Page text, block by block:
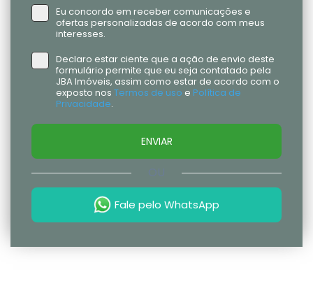
Eu concordo em receber comunicações e
ofertas personalizadas de acordo com meus
interesses.
Declaro estar ciente que a ação de envio deste
formulário permite que eu seja contatado pela
JBA Imóveis, assim como estar de acordo com o
exposto nos Termos de uso e Política de
Privacidade.
ENVIAR
OU
Fale pelo WhatsApp